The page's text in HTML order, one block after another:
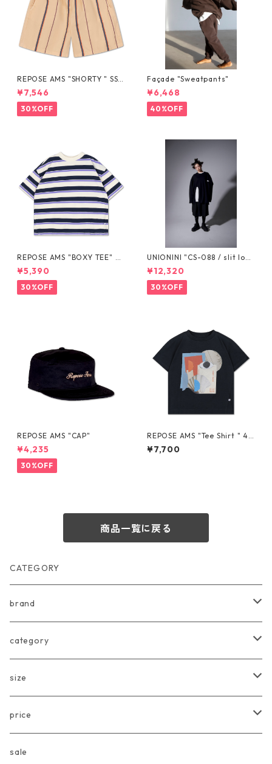
REPOSE AMS "SHORTY " SS2
6-33
¥7,546
30%OFF
Façade "Sweatpants"
¥6,468
40%OFF
REPOSE AMS "BOXY TEE" SS
26-88
¥5,390
30%OFF
UNIONINI "CS-088 / slit lon
g sleeved tee" S 155cm, M 1
65cm
¥12,320
30%OFF
REPOSE AMS "CAP"
¥4,235
30%OFF
REPOSE AMS "Tee Shirt " 4Y
-16Y
¥7,700
商品一覧に戻る
CATEGORY
brand
arkakama
Another Fox
CARLIJNQ
CIENTA
category
tops
bottoms
one piece
size
Baby
〜80cm
price
〜3000円
sale